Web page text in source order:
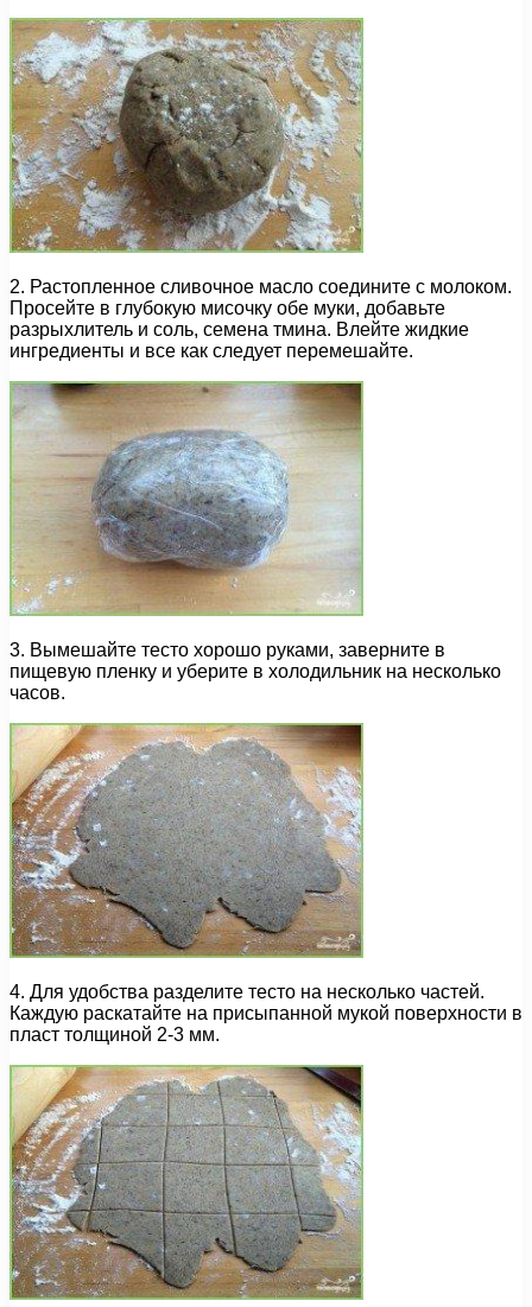
2. Растопленное сливочное масло соедините с молоком.
Просейте в глубокую мисочку обе муки, добавьте
разрыхлитель и соль, семена тмина. Влейте жидкие
ингредиенты и все как следует перемешайте.
3. Вымешайте тесто хорошо руками, заверните в
пищевую пленку и уберите в холодильник на несколько
часов.
4. Для удобства разделите тесто на несколько частей.
Каждую раскатайте на присыпанной мукой поверхности в
пласт толщиной 2-3 мм.